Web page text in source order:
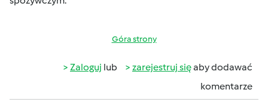
Góra strony
Zaloguj lub zarejestruj sięaby dodawać
komentarze